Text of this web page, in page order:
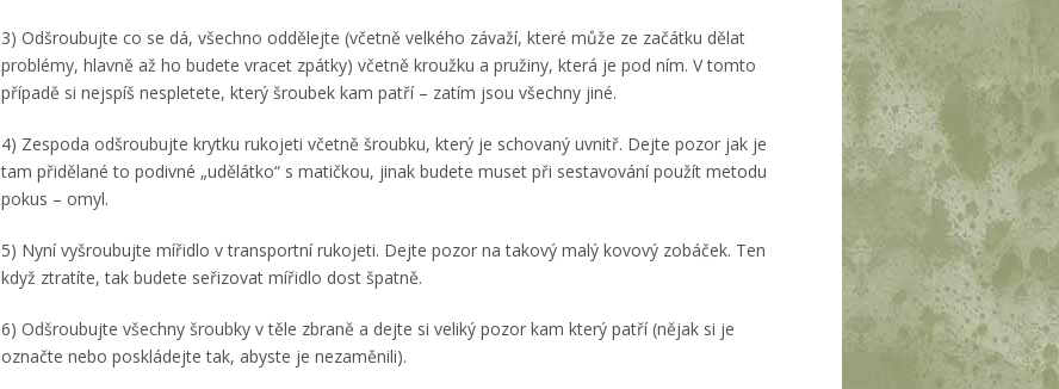
3) Odšroubujte co se dá, všechno oddělejte (včetně velkého závaží, které může ze začátku dělat
problémy, hlavně až ho budete vracet zpátky) včetně kroužku a pružiny, která je pod ním. V tomto
případě si nejspíš nespletete, který šroubek kam patří – zatím jsou všechny jiné.
4) Zespoda odšroubujte krytku rukojeti včetně šroubku, který je schovaný uvnitř. Dejte pozor jak je
tam přidělané to podivné „udělátko“ s matičkou, jinak budete muset při sestavování použít metodu
pokus – omyl.
5) Nyní vyšroubujte mířidlo v transportní rukojeti. Dejte pozor na takový malý kovový zobáček. Ten
když ztratíte, tak budete seřizovat mířidlo dost špatně.
6) Odšroubujte všechny šroubky v těle zbraně a dejte si veliký pozor kam který patří (nějak si je
označte nebo poskládejte tak, abyste je nezaměnili).